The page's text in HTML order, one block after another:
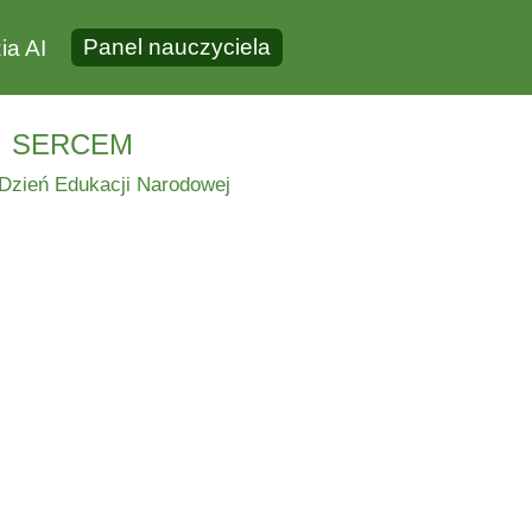
AI Panel nauczyciela
sercem
Dzień Edukacji Narodowej